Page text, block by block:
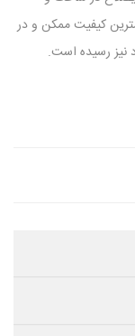
کیفیت ممکن و در
نیز رسیده است.